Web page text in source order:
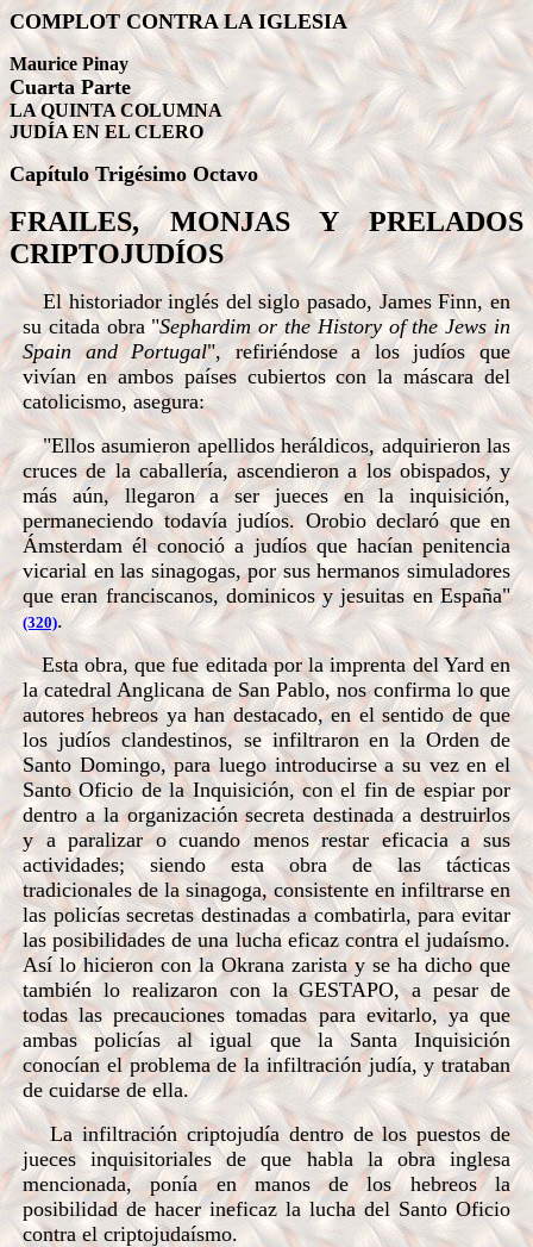
COMPLOT CONTRA LA IGLESIA
Maurice Pinay
Cuarta Parte
LA QUINTA COLUMNA
JUDÍA EN EL CLERO
Capítulo Trigésimo Octavo
FRAILES, MONJAS Y PRELADOS
CRIPTOJUDÍOS
El historiador inglés del siglo pasado, James Finn, en
su citada obra "Sephardim or the History of the Jews in
Spain and Portugal", refiriéndose a los judíos que
vivían en ambos países cubiertos con la máscara del
catolicismo, asegura:
"Ellos asumieron apellidos heráldicos, adquirieron las
cruces de la caballería, ascendieron a los obispados, y
más aún, llegaron a ser jueces en la inquisición,
permaneciendo todavía judíos. Orobio declaró que en
Ámsterdam él conoció a judíos que hacían penitencia
vicarial en las sinagogas, por sus hermanos simuladores
que eran franciscanos, dominicos y jesuitas en España"
(320).
Esta obra, que fue editada por la imprenta del Yard en
la catedral Anglicana de San Pablo, nos confirma lo que
autores hebreos ya han destacado, en el sentido de que
los judíos clandestinos, se infiltraron en la Orden de
Santo Domingo, para luego introducirse a su vez en el
Santo Oficio de la Inquisición, con el fin de espiar por
dentro a la organización secreta destinada a destruirlos
y a paralizar o cuando menos restar eficacia a sus
actividades; siendo esta obra de las tácticas
tradicionales de la sinagoga, consistente en infiltrarse en
las policías secretas destinadas a combatirla, para evitar
las posibilidades de una lucha eficaz contra el judaísmo.
Así lo hicieron con la Okrana zarista y se ha dicho que
también lo realizaron con la GESTAPO, a pesar de
todas las precauciones tomadas para evitarlo, ya que
ambas policías al igual que la Santa Inquisición
conocían el problema de la infiltración judía, y trataban
de cuidarse de ella.
La infiltración criptojudía dentro de los puestos de
jueces inquisitoriales de que habla la obra inglesa
mencionada, ponía en manos de los hebreos la
posibilidad de hacer ineficaz la lucha del Santo Oficio
contra el criptojudaísmo.